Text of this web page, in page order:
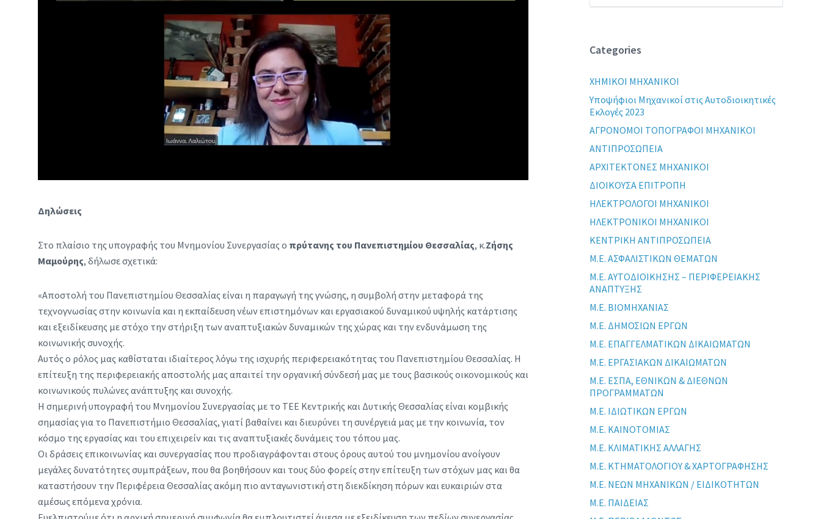
Δηλώσεις
Στο πλαίσιο της υπογραφής του Μνημονίου Συνεργασίας ο πρύτανης του Πανεπιστημίου Θεσσαλίας, κ.Ζήσης
Μαμούρης, δήλωσε σχετικά:
«Αποστολή του Πανεπιστημίου Θεσσαλίας είναι η παραγωγή της γνώσης, η συμβολή στην μεταφορά της
τεχνογνωσίας στην κοινωνία και η εκπαίδευση νέων επιστημόνων και εργασιακού δυναμικού υψηλής κατάρτισης
και εξειδίκευσης με στόχο την στήριξη των αναπτυξιακών δυναμικών της χώρας και την ενδυνάμωση της
κοινωνικής συνοχής.
Αυτός ο ρόλος μας καθίσταται ιδιαίτερος λόγω της ισχυρής περιφερειακότητας του Πανεπιστημίου Θεσσαλίας. Η
επίτευξη της περιφερειακής αποστολής μας απαιτεί την οργανική σύνδεσή μας με τους βασικούς οικονομικούς και
κοινωνικούς πυλώνες ανάπτυξης και συνοχής.
Η σημερινή υπογραφή του Μνημονίου Συνεργασίας με το ΤΕΕ Κεντρικής και Δυτικής Θεσσαλίας είναι κομβικής
σημασίας για το Πανεπιστήμιο Θεσσαλίας, γιατί βαθαίνει και διευρύνει τη συνέργειά μας με την κοινωνία, τον
κόσμο της εργασίας και του επιχειρείν και τις αναπτυξιακές δυνάμεις του τόπου μας.
Οι δράσεις επικοινωνίας και συνεργασίας που προδιαγράφονται στους όρους αυτού του μνημονίου ανοίγουν
μεγάλες δυνατότητες συμπράξεων, που θα βοηθήσουν και τους δύο φορείς στην επίτευξη των στόχων μας και θα
καταστήσουν την Περιφέρεια Θεσσαλίας ακόμη πιο ανταγωνιστική στη διεκδίκηση πόρων και ευκαιριών στα
αμέσως επόμενα χρόνια.
Categories
XHMIKOI MHXANIKOI
Yποψήφιοι Μηχανικοί στις Αυτοδιοικητικές
Εκλογές 2023
ΑΓΡΟΝΟΜΟΙ ΤΟΠΟΓΡΑΦΟΙ ΜΗΧΑΝΙΚΟΙ
ΑΝΤΙΠΡΟΣΩΠΕΙΑ
ΑΡΧΙΤΕΚΤΟΝΕΣ ΜΗΧΑΝΙΚΟΙ
ΔΙΟΙΚΟΥΣΑ ΕΠΙΤΡΟΠΗ
ΗΛΕΚΤΡΟΛΟΓΟΙ ΜΗΧΑΝΙΚΟΙ
ΗΛΕΚΤΡΟΝΙΚΟΙ ΜΗΧΑΝΙΚΟΙ
ΚΕΝΤΡΙΚΗ ΑΝΤΙΠΡΟΣΩΠΕΙΑ
Μ.Ε. ΑΣΦΑΛΙΣΤΙΚΩΝ ΘΕΜΑΤΩΝ
Μ.Ε. ΑΥΤΟΔΙΟΙΚΗΣΗΣ – ΠΕΡΙΦΕΡΕΙΑΚΗΣ
ΑΝΑΠΤΥΞΗΣ
Μ.Ε. ΒΙΟΜΗΧΑΝΙΑΣ
Μ.Ε. ΔΗΜΟΣΙΩΝ ΕΡΓΩΝ
Μ.Ε. ΕΠΑΓΓΕΛΜΑΤΙΚΩΝ ΔΙΚΑΙΩΜΑΤΩΝ
Μ.Ε. ΕΡΓΑΣΙΑΚΩΝ ΔΙΚΑΙΩΜΑΤΩΝ
Μ.Ε. ΕΣΠΑ, ΕΘΝΙΚΩΝ & ΔΙΕΘΝΩΝ
ΠΡΟΓΡΑΜΜΑΤΩΝ
Μ.Ε. ΙΔΙΩΤΙΚΩΝ ΕΡΓΩΝ
Μ.Ε. ΚΑΙΝΟΤΟΜΙΑΣ
Μ.Ε. ΚΛΙΜΑΤΙΚΗΣ ΑΛΛΑΓΗΣ
Μ.Ε. ΚΤΗΜΑΤΟΛΟΓΙΟΥ & ΧΑΡΤΟΓΡΑΦΗΣΗΣ
Μ.Ε. ΝΕΩΝ ΜΗΧΑΝΙΚΩΝ / ΕΙΔΙΚΟΤΗΤΩΝ
Μ.Ε. ΠΑΙΔΕΙΑΣ